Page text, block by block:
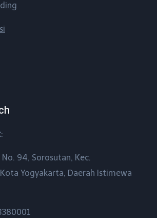
:
No. 94, Sorosutan, Kec.
Yogyakarta, Daerah Istimewa